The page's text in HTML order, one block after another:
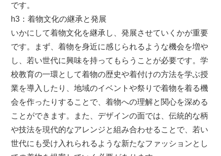
です。
h3：着物文化の継承と発展
いかにして着物文化を継承し、発展させていくかが重要
です。まず、着物を身近に感じられるような機会を増や
し、若い世代に興味を持ってもらうことが必要です。学
校教育の一環として着物の歴史や着付けの方法を学ぶ授
業を導入したり、地域のイベントや祭りで着物を着る機
会を作ったりすることで、着物への理解と関心を深める
ことができます。また、デザインの面では、伝統的な柄
や技法を現代的なアレンジと組み合わせることで、若い
世代にも受け入れられるような新たなファッションとし